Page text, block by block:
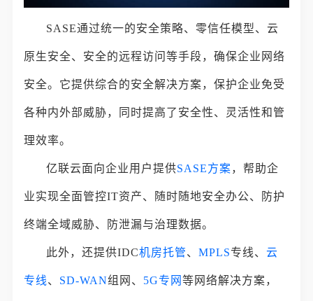
SASE通过统一的安全策略、零信任模型、云
原生安全、安全的远程访问等手段，确保企业网络
安全。它提供综合的安全解决方案，保护企业免受
各种内外部威胁，同时提高了安全性、灵活性和管
理效率。
亿联云面向企业用户提供SASE方案，帮助企
业实现全面管控IT资产、随时随地安全办公、防护
终端全域威胁、防泄漏与治理数据。
此外，还提供IDC机房托管、MPLS专线、云
专线、 SD-WAN组网、 5G专网等网络解决方案，